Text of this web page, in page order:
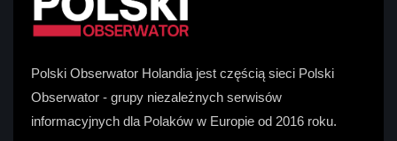
Polski Obserwator Holandia jest częścią sieci Polski
Obserwator - grupy niezależnych serwisów
informacyjnych dla Polaków w Europie od 2016 roku.